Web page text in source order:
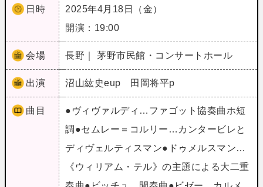
日時
2025年4月18日（金）
開演：19:00
会場 長野｜ 茅野市民館・コンサートホール
出演 沼山紘史eup 田岡将平p
曲目
●ヴィヴァルディ…ファゴット協奏曲ホ短
調●セムレー＝コルリー…カンタービレと
ディヴェルティスマン●ドゥメルスマン…
《ウィリアム・テル》の主題による大二重